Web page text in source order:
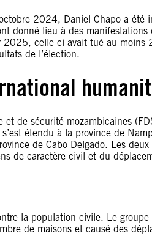
2024, Daniel Chapo a
donné lieu à des manifestations
celle-ci avait tué au moins
de l’élection.
de sécurité mozambicaines
étendu à la province de
de Cabo Delgado. Les
de caractère civil et du
la population civile. Le
de maisons et causé des